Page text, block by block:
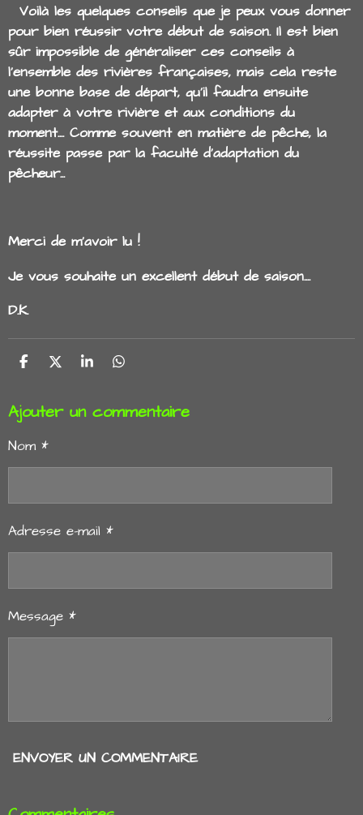
Voilà les quelques conseils que je peux vous donner
pour bien réussir votre début de saison. Il est bien
sûr impossible de généraliser ces conseils à
l'ensemble des rivières françaises, mais cela reste
une bonne base de départ, qu'il faudra ensuite
adapter à votre rivière et aux conditions du
moment.... Comme souvent en matière de pêche, la
réussite passe par la faculté d'adaptation du
pêcheur...
Merci de m'avoir lu !
Je vous souhaite un excellent début de saison....
D.K.
P
T
G
E
R
P
T
R
P
T
R
P
T
R
Ajouter un commentaire
Nom *
Adresse e-mail *
Message *
ENVOYER UN COMMENTAIRE